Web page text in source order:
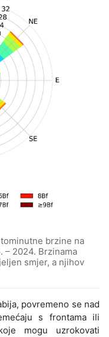
brzine na
– 2024. Brzinama
smjer, a njihov
povremeno se nad
s frontama ili
mogu uzrokovati